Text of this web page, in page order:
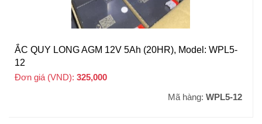
ẮC QUY LONG AGM 12V 5Ah (20HR), Model: WPL5-
12
Đơn giá (VND): 325,000
Mã hàng: WPL5-12